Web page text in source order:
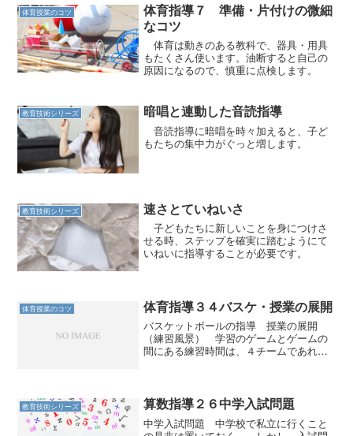
体育授業のコツ
体育指導７ 準備・片付けの微細
なコツ
体育は動きのある教科で、器具・用具
もたくさん使います。油断すると自己の
原因になるので、慎重に点検します。
教育技術シリーズ 暗唱と連動した音読指導
音読指導に暗唱を時々加えると、子ど
もたちの集中力がぐっと増します。
教育技術シリーズ 速さとていねいさ
子どもたちに新しいことを身につけさ
せる時、ステップを確実に踏むようにて
いねいに指導することが必要です。
体育授業のコツ 体育指導３４バスケ・授業の展開
バスケットボールの指導 授業の展開
（練習風景） 学習のゲームとゲームの
間にある練習時間は、４チームであれば
り、シュートがやりたいとい...
教育技術シリーズ 算数指導２６中学入試問題
中学入試問題 中学校で私立に行くこと